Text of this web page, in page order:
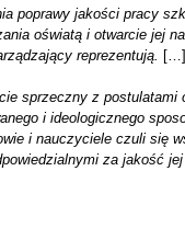
poprawy jakości pracy
oświatą i otwarcie jej
reprezentują. […]
sprzeczny z
i ideologicznego
i nauczyciele czuli się
za jakość